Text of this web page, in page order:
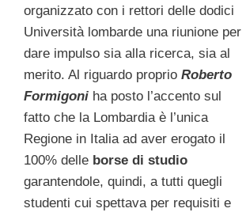
organizzato con i rettori delle dodici
Università lombarde una riunione per
dare impulso sia alla ricerca, sia al
merito. Al riguardo proprio Roberto
Formigoniha posto l’accento sul
fatto che la Lombardia è l’unica
Regione in Italia ad aver erogato il
100% delle borse di studio
garantendole, quindi, a tutti quegli
studenti cui spettava per requisiti e